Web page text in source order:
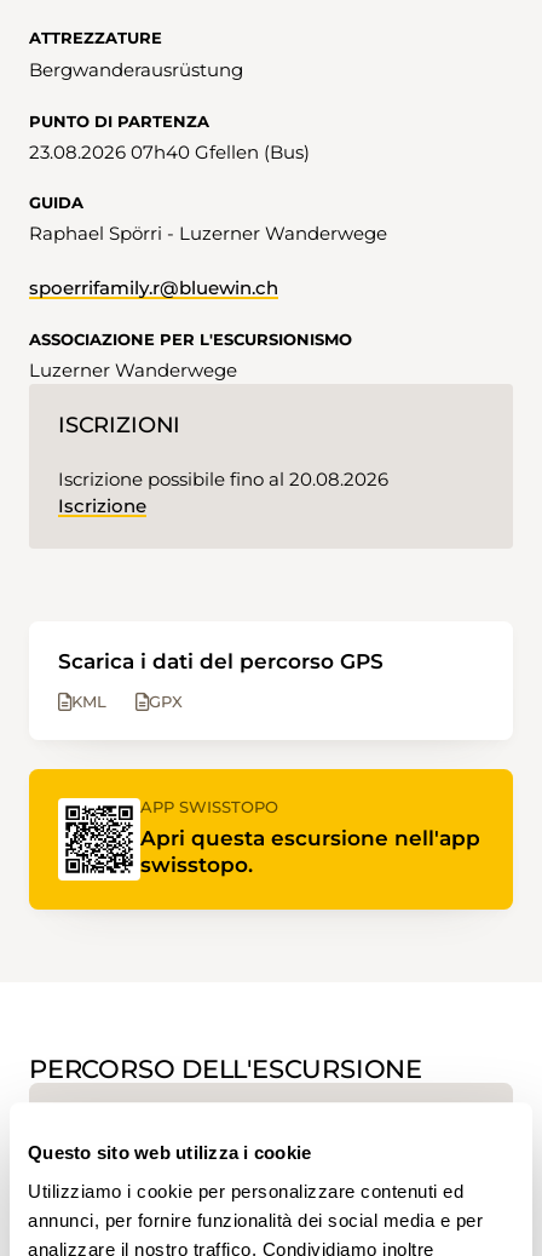
Questo sito web utilizza i cookie
Utilizziamo i cookie per personalizzare contenuti ed
annunci, per fornire funzionalità dei social media e per
analizzare il nostro traffico. Condividiamo inoltre
ATTREZZATURE
Bergwanderausrüstung
PUNTO DI PARTENZA
23.08.2026 07h40 Gfellen (Bus)
GUIDA
Raphael Spörri - Luzerner Wanderwege
spoerrifamily.r@bluewin.ch
ASSOCIAZIONE PER L'ESCURSIONISMO
Luzerner Wanderwege
ISCRIZIONI
Iscrizione possibile fino al 20.08.2026
Iscrizione
Scarica i dati del percorso GPS
KML GPX
APP SWISSTOPO
Apri questa escursione nell'app
swisstopo.
PERCORSO DELL'ESCURSIONE